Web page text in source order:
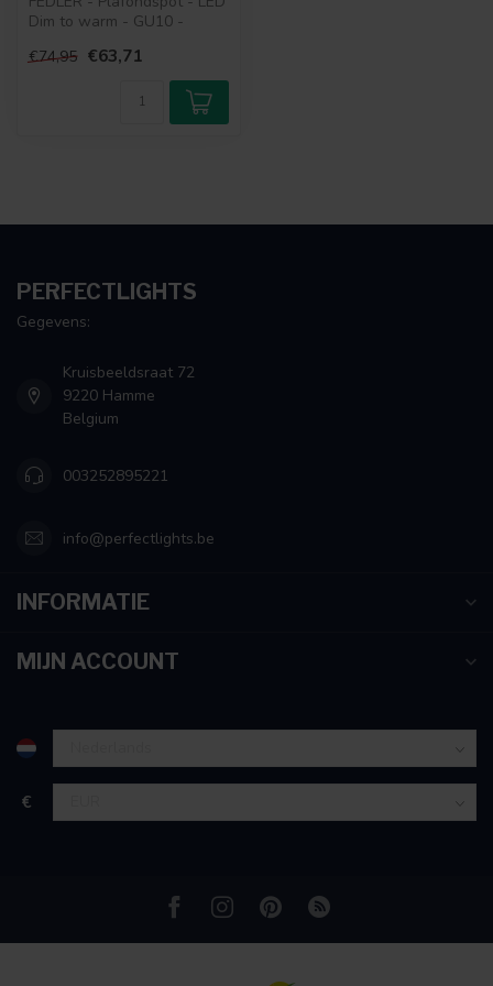
Dim to warm - GU10 -
€74,95 €63,71
PERFECTLIGHTS
Gegevens:
Kruisbeeldsraat 72
9220 Hamme
Belgium
003252895221
info@perfectlights.be
INFORMATIE
MIJN ACCOUNT
€